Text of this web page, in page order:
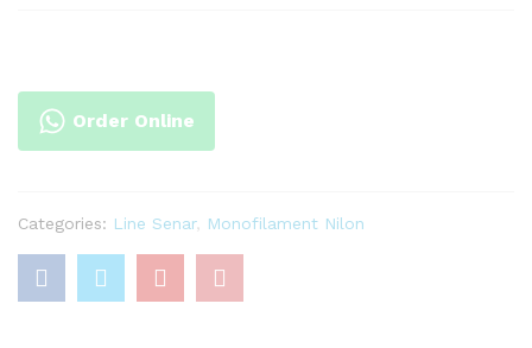
Order Online
Categories: Line Senar, Monofilament Nilon